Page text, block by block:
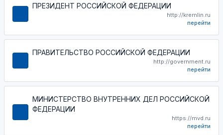
ПРЕЗИДЕНТ РОССИЙСКОЙ ФЕДЕРАЦИИ
http://kremlin.ru
перейти
ПРАВИТЕЛЬСТВО РОССИЙСКОЙ ФЕДЕРАЦИИ
http://government.ru
перейти
МИНИСТЕРСТВО ВНУТРЕННИХ ДЕЛ РОССИЙСКОЙ
ФЕДЕРАЦИИ
https://mvd.ru
перейти